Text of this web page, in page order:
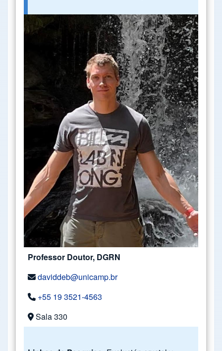
Professor Doutor, DGRN
daviddeb@unicamp.br
+55 19 3521-4563
Sala 330